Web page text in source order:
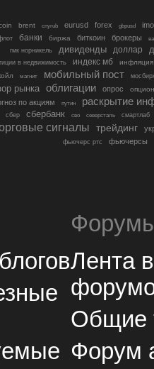
brent cnyrub eurusd forex gbpusd
банки биржа биткоин брокеры
гмк норникель
дивиденды доллар
в недвижимость индекс мб
инфляция
магнит мобильный пост
рынка облигации опрос
по акциям путин раскрытие
сбер сбербанк сво северсталь смартлаб
сигналы трейдинг
фьючерс ртс фьючерсы
Лента
Общие
Форум